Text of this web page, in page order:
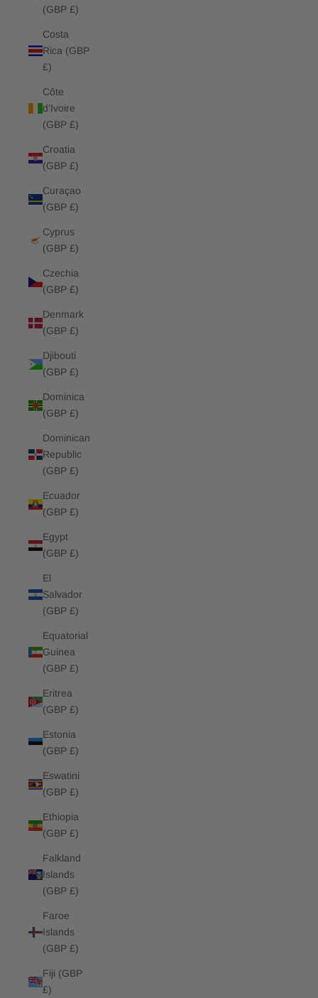
(GBP £)
Costa
Rica (GBP
£)
Côte
d’Ivoire
(GBP £)
Croatia
(GBP £)
Curaçao
(GBP £)
Cyprus
(GBP £)
Czechia
(GBP £)
Denmark
(GBP £)
Djibouti
(GBP £)
Dominica
(GBP £)
Dominican
Republic
(GBP £)
Ecuador
(GBP £)
Egypt
(GBP £)
El
Salvador
(GBP £)
Equatorial
Guinea
(GBP £)
Eritrea
(GBP £)
Estonia
(GBP £)
Eswatini
(GBP £)
Ethiopia
(GBP £)
Falkland
Islands
(GBP £)
Faroe
Islands
(GBP £)
Fiji (GBP
£)